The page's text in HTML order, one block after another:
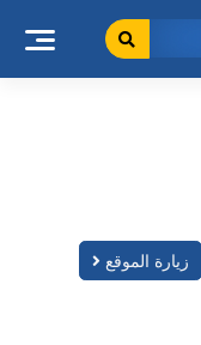
زيارة الموقع